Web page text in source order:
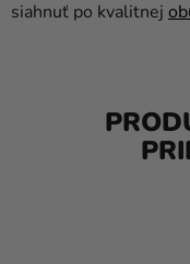
Karnevalové
Oblečenie
siahnuť po kvalitnej